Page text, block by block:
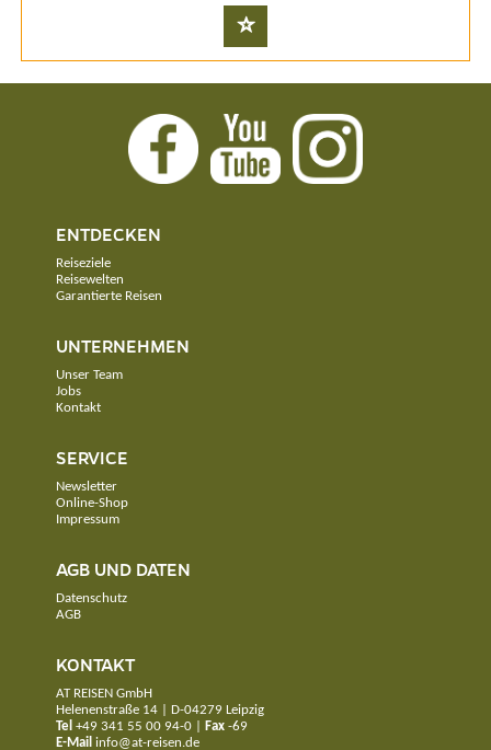
ENTDECKEN
Reiseziele
Reisewelten
Garantierte Reisen
UNTERNEHMEN
Unser Team
Jobs
Kontakt
SERVICE
Newsletter
Online-Shop
Impressum
AGB UND DATEN
Datenschutz
AGB
KONTAKT
AT REISEN GmbH
Helenenstraße 14 | D-04279 Leipzig
Tel +49 341 55 00 94-0 Fax -69
E-Mail info@at-reisen.de